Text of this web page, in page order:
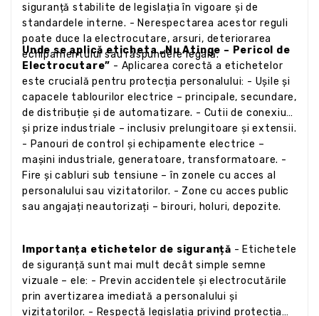
siguranță stabilite de legislația în vigoare și de
standardele interne. - Nerespectarea acestor reguli
poate duce la electrocutare, arsuri, deteriorarea
echipamentului sau răspundere legală.
Unde se aplică eticheta „Nu Atinge – Pericol de
Electrocutare” - Aplicarea corectă a etichetelor
este crucială pentru protecția personalului: - Ușile și
capacele tablourilor electrice – principale, secundare,
de distribuție și de automatizare. - Cutii de conexiuni
și prize industriale – inclusiv prelungitoare și extensii.
- Panouri de control și echipamente electrice –
mașini industriale, generatoare, transformatoare. -
Fire și cabluri sub tensiune – în zonele cu acces al
personalului sau vizitatorilor. - Zone cu acces public
sau angajați neautorizați – birouri, holuri, depozite.
Importanța etichetelor de siguranță - Etichetele
de siguranță sunt mai mult decât simple semne
vizuale – ele: - Previn accidentele și electrocutările
prin avertizarea imediată a personalului și
vizitatorilor. - Respectă legislația privind protecția